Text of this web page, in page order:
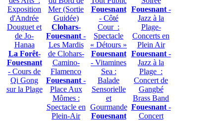
Exposition
d'Andrée
Douguet et
de Jo-
Hanaa
La Forêt-
Fouesnant
- Cours de
Qi Gong
sur la Plage
Mer (Sortie
Guidée)
Clohars-
Fouesnant -
Les Mardis
de Clohars-
Camino-
Flamenco
Fouesnant -
Place Aux
Mômes :
Spectacle en
Plein-Air
Fouesnant
- Côté
Cour :
Spectacle
« Détours »
Fouesnant
- Vitamines
Sea :
Balade
Sensorielle
et
Gourmande
Fouesnant
Fouesnant-
Jazz à la
Plage-
Concerts en
Plein Air
Fouesnant-
Jazz à la
Plage :
Concert de
Gangbé
Brass Band
Fouesnant-
Concert